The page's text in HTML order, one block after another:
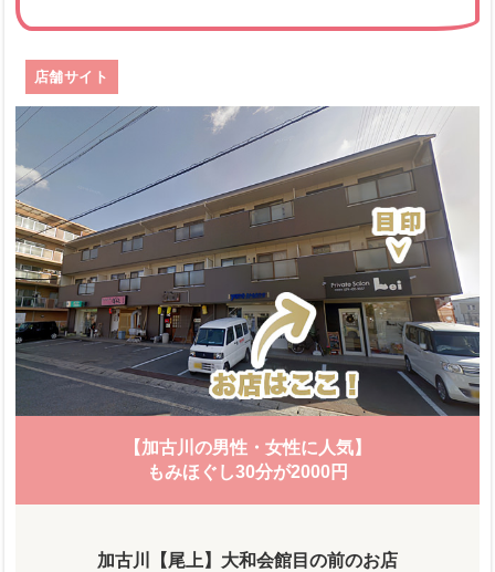
店舗サイト
【加古川の男性・女性に人気】
もみほぐし30分が2000円
加古川【尾上】大和会館目の前のお店